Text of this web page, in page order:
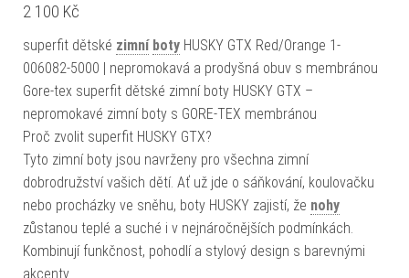
2 100 Kč
superfit dětské zimní boty HUSKY GTX Red/Orange 1-
006082-5000 | nepromokavá a prodyšná obuv s membránou
Gore-tex superfit dětské zimní boty HUSKY GTX –
nepromokavé zimní boty s GORE-TEX membránou
Proč zvolit superfit HUSKY GTX?
Tyto zimní boty jsou navrženy pro všechna zimní
dobrodružství vašich dětí. Ať už jde o sáňkování, koulovačku
nebo procházky ve sněhu, boty HUSKY zajistí, že nohy
zůstanou teplé a suché i v nejnáročnějších podmínkách.
Kombinují funkčnost, pohodlí a stylový design s barevnými
akcenty.…